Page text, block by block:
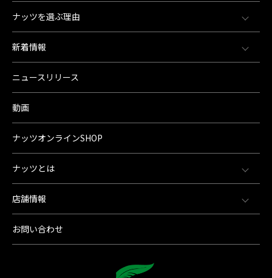
ナッツを選ぶ理由
新着情報
ニュースリリース
動画
ナッツオンラインSHOP
ナッツとは
店舗情報
お問い合わせ